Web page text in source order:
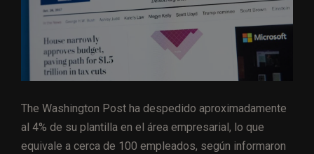
The Washington Post ha despedido aproximadamente
al 4% de su plantilla en el área empresarial, lo que
equivale a cerca de 100 empleados, según informaron